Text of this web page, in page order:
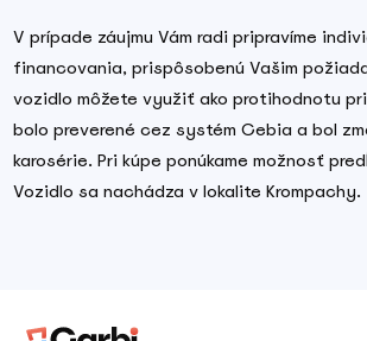
V prípade záujmu Vám radi pripravíme
financovania, prispôsobenú Vašim
vozidlo môžete využiť ako protihodnotu
bolo preverené cez systém Cebia a bol
karosérie. Pri kúpe ponúkame možnosť
Vozidlo sa nachádza v lokalite Krompachy.